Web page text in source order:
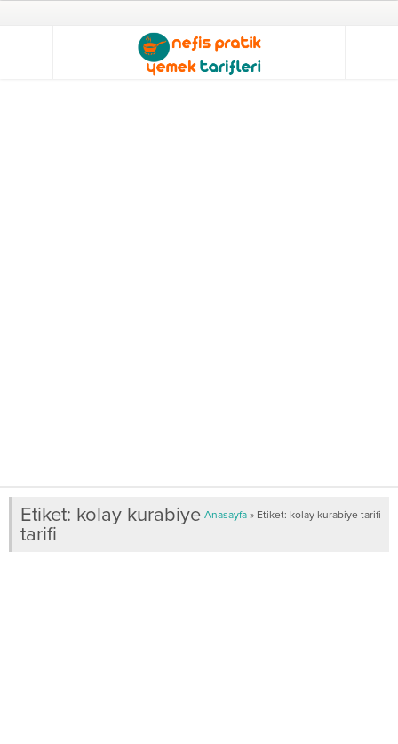
Anasayfa » Etiket: kolay kurabiye tarifi
Etiket: kolay kurabiye
tarifi